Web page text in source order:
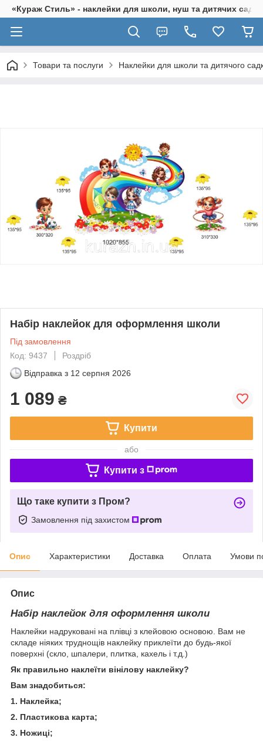
«Кураж Стиль» - наклейки для школи, нуш та дитячих
Товари та послуги Наклейки для школи та дитячого
Набір наклейок для оформлення школи
Під замовлення
Код: 9437
Роздріб
Відправка з 12 серпня 2026
1 089 ₴
Купити
або
Купити з
Що таке купити з Пром?
Замовлення під захистом
Опис Характеристики Доставка Оплата Умови
Опис
Набір наклейок для оформлення школи
Наклейки надруковані на плівці з клейовою основою. Вам не
складе ніяких труднощів наклейку приклеїти до будь-якої
поверхні (скло, шпалери, плитка, кахель і т.д.)
Як правильно наклеїти вінілову наклейку?
Вам знадобиться:
1. Наклейка;
2. Пластикова карта;
3. Ножиці;